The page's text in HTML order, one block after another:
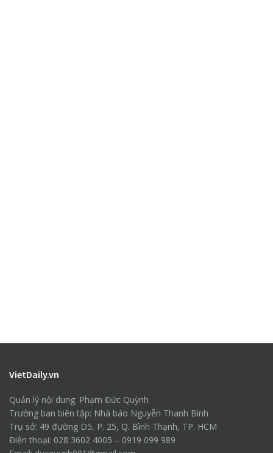
VietDaily.vn
Quản lý nội dung: Phạm Đức Quỳnh
Trưởng ban biên tập: Nhà báo Nguyễn Thanh Bình
Trụ sở: 49 đường D5, P. 25, Q. Bình Thạnh, TP. HCM
Điện thoại: 028 3602 4005 – 0919 099 989